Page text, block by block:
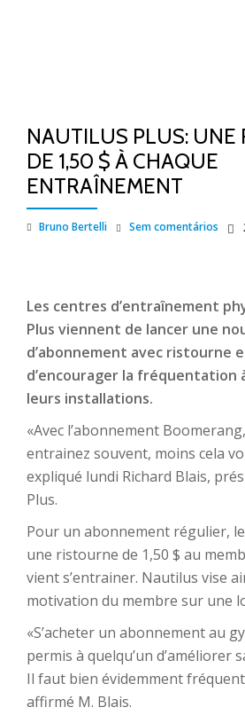
NAUTILUS PLUS: UNE
DE 1,50 $ À CHAQUE
ENTRAÎNEMENT
Bruno Bertelli Sem comentários
Les centres d’entraînement
Plus viennent de lancer une
d’abonnement avec ristourne
d’encourager la fréquentation
leurs installations.
«Avec l’abonnement
entrainez souvent, moins cela
expliqué lundi Richard Blais,
Plus.
Pour un abonnement régulier,
une ristourne de 1,50 $ au
vient s’entrainer. Nautilus vise
motivation du membre sur une
«S’acheter un abonnement au
permis à quelqu’un d’améliorer
Il faut bien évidemment
affirmé M. Blais.